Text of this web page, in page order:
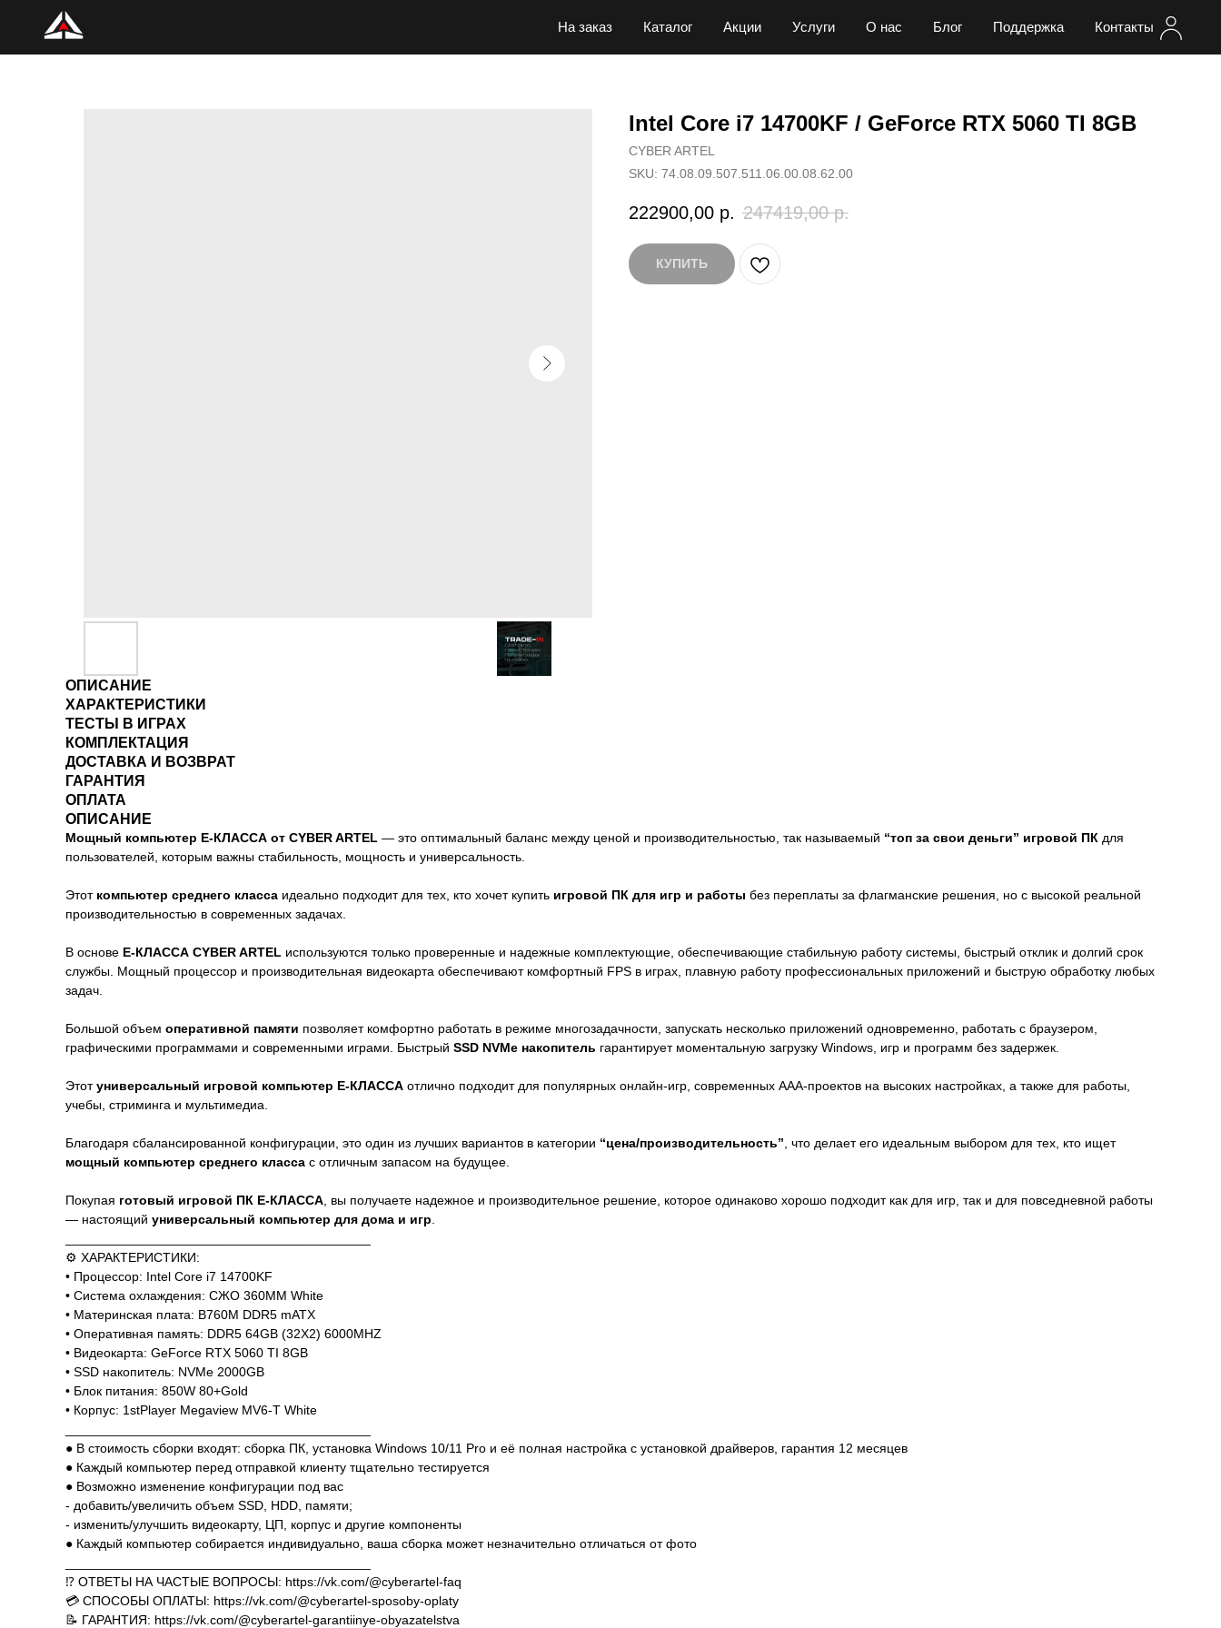
На заказ Каталог Акции Услуги О нас Блог Поддержка Контакты
Intel Core i7 14700KF / GeForce RTX 5060 TI 8GB
CYBER ARTEL
SKU: 74.08.09.507.511.06.00.08.62.00
222900,00 р. 247419,00 р.
КУПИТЬ
ОПИСАНИЕ
ХАРАКТЕРИСТИКИ
ТЕСТЫ В ИГРАХ
КОМПЛЕКТАЦИЯ
ДОСТАВКА И ВОЗВРАТ
ГАРАНТИЯ
ОПЛАТА
ОПИСАНИЕ
Мощный компьютер E-КЛАССА от CYBER ARTEL — это оптимальный баланс между ценой и производительностью, так называемый “топ за свои деньги” игровой ПК для
пользователей, которым важны стабильность, мощность и универсальность.
Этот компьютер среднего класса идеально подходит для тех, кто хочет купить игровой ПК для игр и работы без переплаты за флагманские решения, но с высокой реальной
производительностью в современных задачах.
В основе E-КЛАССА CYBER ARTEL используются только проверенные и надежные комплектующие, обеспечивающие стабильную работу системы, быстрый отклик и долгий срок
службы. Мощный процессор и производительная видеокарта обеспечивают комфортный FPS в играх, плавную работу профессиональных приложений и быструю обработку любых
задач.
Большой объем оперативной памяти позволяет комфортно работать в режиме многозадачности, запускать несколько приложений одновременно, работать с браузером,
графическими программами и современными играми. Быстрый SSD NVMe накопитель гарантирует моментальную загрузку Windows, игр и программ без задержек.
Этотуниверсальный игровой компьютер E-КЛАССА отлично подходит для популярных онлайн-игр, современных AAA-проектов на высоких настройках, а также для работы,
учебы, стриминга и мультимедиа.
Благодаря сбалансированной конфигурации, это один из лучших вариантов в категории “цена/производительность” , что делает его идеальным выбором для тех, кто ищет
мощный компьютер среднего класса с отличным запасом на будущее.
Покупая готовый игровой ПК E-КЛАССА , вы получаете надежное и производительное решение, которое одинаково хорошо подходит как для игр, так и для повседневной работы
— настоящий универсальный компьютер для дома и игр
⚙️ ХАРАКТЕРИСТИКИ:
• Процессор: Intel Core i7 14700KF
• Система охлаждения: СЖО 360MM White
• Материнская плата: B760M DDR5 mATX
• Оперативная память: DDR5 64GB (32X2) 6000MHZ
• Видеокарта: GeForce RTX 5060 TI 8GB
• SSD накопитель: NVMe 2000GB
• Блок питания: 850W 80+Gold
• Корпус: 1stPlayer Megaview MV6-T White
● В стоимость сборки входят: сборка ПК, установка Windows 10/11 Pro и её полная настройка с установкой драйверов, гарантия 12 месяцев
● Каждый компьютер перед отправкой клиенту тщательно тестируется
● Возможно изменение конфигурации под вас
- добавить/увеличить объем SSD, HDD, памяти;
- изменить/улучшить видеокарту, ЦП, корпус и другие компоненты
● Каждый компьютер собирается индивидуально, ваша сборка может незначительно отличаться от фото
⁉️ ОТВЕТЫ НА ЧАСТЫЕ ВОПРОСЫ: https://vk.com/@cyberartel-faq
💳 СПОСОБЫ ОПЛАТЫ: https://vk.com/@cyberartel-sposoby-oplaty
📝 ГАРАНТИЯ: https://vk.com/@cyberartel-garantiinye-obyazatelstva